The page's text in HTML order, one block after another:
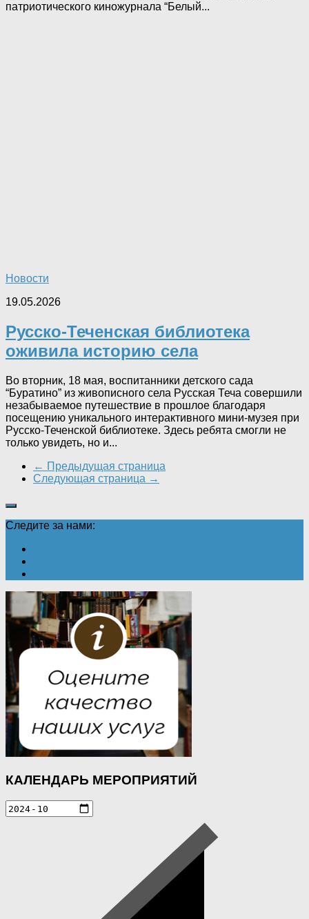
патриотического киножурнала “Белый...
Новости
19.05.2026
Русско-Теченская библиотека
оживила историю села
Во вторник, 18 мая, воспитанники детского сада
“Буратино” из живописного села Русская Теча совершили
незабываемое путешествие в прошлое благодаря
посещению уникального интерактивного мини-музея при
Русско-Теченской библиотеке. Здесь ребята смогли не
только увидеть, но и...
← Предыдущая страница
Следующая страница →
Следите за нами:
КАЛЕНДАРЬ МЕРОПРИЯТИЙ